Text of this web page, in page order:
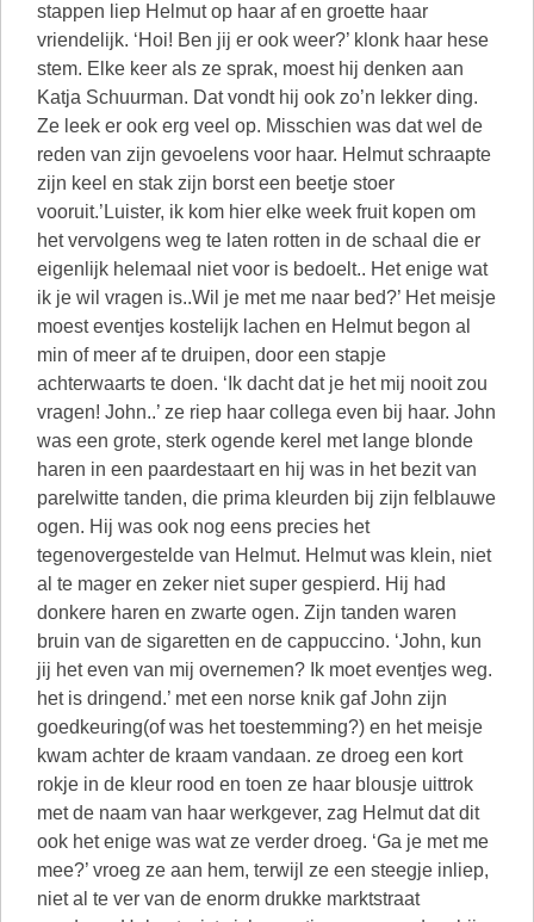
stappen liep Helmut op haar af en groette haar
vriendelijk. ‘Hoi! Ben jij er ook weer?’ klonk haar hese
stem. Elke keer als ze sprak, moest hij denken aan
Katja Schuurman. Dat vondt hij ook zo’n lekker ding.
Ze leek er ook erg veel op. Misschien was dat wel de
reden van zijn gevoelens voor haar. Helmut schraapte
zijn keel en stak zijn borst een beetje stoer
vooruit.’Luister, ik kom hier elke week fruit kopen om
het vervolgens weg te laten rotten in de schaal die er
eigenlijk helemaal niet voor is bedoelt.. Het enige wat
ik je wil vragen is..Wil je met me naar bed?’ Het meisje
moest eventjes kostelijk lachen en Helmut begon al
min of meer af te druipen, door een stapje
achterwaarts te doen. ‘Ik dacht dat je het mij nooit zou
vragen! John..’ ze riep haar collega even bij haar. John
was een grote, sterk ogende kerel met lange blonde
haren in een paardestaart en hij was in het bezit van
parelwitte tanden, die prima kleurden bij zijn felblauwe
ogen. Hij was ook nog eens precies het
tegenovergestelde van Helmut. Helmut was klein, niet
al te mager en zeker niet super gespierd. Hij had
donkere haren en zwarte ogen. Zijn tanden waren
bruin van de sigaretten en de cappuccino. ‘John, kun
jij het even van mij overnemen? Ik moet eventjes weg.
het is dringend.’ met een norse knik gaf John zijn
goedkeuring(of was het toestemming?) en het meisje
kwam achter de kraam vandaan. ze droeg een kort
rokje in de kleur rood en toen ze haar blousje uittrok
met de naam van haar werkgever, zag Helmut dat dit
ook het enige was wat ze verder droeg. ‘Ga je met me
mee?’ vroeg ze aan hem, terwijl ze een steegje inliep,
niet al te ver van de enorm drukke marktstraat